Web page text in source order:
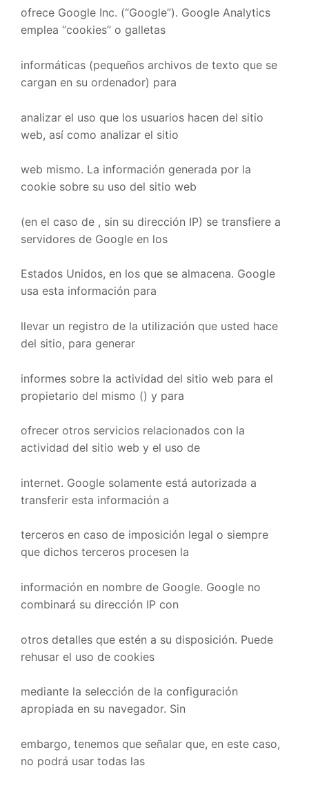
ofrece Google Inc. (“Google”). Google Analytics
emplea “cookies” o galletas
informáticas (pequeños archivos de texto que se
cargan en su ordenador) para
analizar el uso que los usuarios hacen del sitio
web, así como analizar el sitio
web mismo. La información generada por la
cookie sobre su uso del sitio web
(en el caso de , sin su dirección IP) se transfiere a
servidores de Google en los
Estados Unidos, en los que se almacena. Google
usa esta información para
llevar un registro de la utilización que usted hace
del sitio, para generar
informes sobre la actividad del sitio web para el
propietario del mismo () y para
ofrecer otros servicios relacionados con la
actividad del sitio web y el uso de
internet. Google solamente está autorizada a
transferir esta información a
terceros en caso de imposición legal o siempre
que dichos terceros procesen la
información en nombre de Google. Google no
combinará su dirección IP con
otros detalles que estén a su disposición. Puede
rehusar el uso de cookies
mediante la selección de la configuración
apropiada en su navegador. Sin
embargo, tenemos que señalar que, en este caso,
no podrá usar todas las